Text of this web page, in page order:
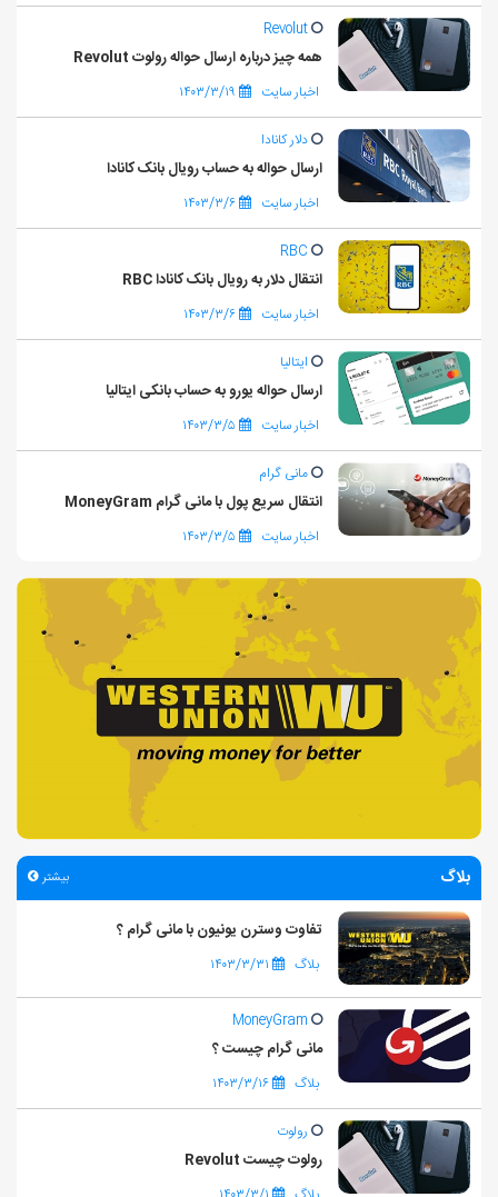
Revolut
همه چیز درباره ارسال حواله رولوت Revolut
اخبار سایت ۱۴۰۳/۳/۱۹
دلار کانادا
ارسال حواله به حساب رویال بانک کانادا
اخبار سایت ۱۴۰۳/۳/۶
RBC
انتقال دلار به رویال بانک کانادا RBC
اخبار سایت ۱۴۰۳/۳/۶
ایتالیا
ارسال حواله یورو به حساب بانکی ایتالیا
اخبار سایت ۱۴۰۳/۳/۵
مانی گرام
انتقال سریع پول با مانی گرام MoneyGram
اخبار سایت ۱۴۰۳/۳/۵
بلاگ بیشتر
تفاوت وسترن یونیون با مانی گرام ؟
بلاگ ۱۴۰۳/۳/۳۱
MoneyGram
مانی گرام چیست ؟
بلاگ ۱۴۰۳/۳/۱۶
رولوت
رولوت چیست Revolut